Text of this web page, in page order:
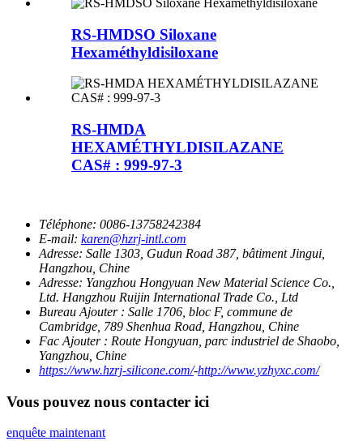
RS-HMDSO Siloxane
Hexaméthyldisiloxane
RS-HMDA
HEXAMÉTHYLDISILAZANE
CAS# : 999-97-3
Téléphone: 0086-13758242384
E-mail: karen@hzrj-intl.com
Adresse: Salle 1303, Gudun Road 387, bâtiment Jingui,
Hangzhou, Chine
Adresse: Yangzhou Hongyuan New Material Science Co.,
Ltd. Hangzhou Ruijin International Trade Co., Ltd
Bureau Ajouter : Salle 1706, bloc F, commune de
Cambridge, 789 Shenhua Road, Hangzhou, Chine
Fac Ajouter : Route Hongyuan, parc industriel de Shaobo,
Yangzhou, Chine
https://www.hzrj-silicone.com/-http://www.yzhyxc.com/
Vous pouvez nous contacter ici
enquête maintenant